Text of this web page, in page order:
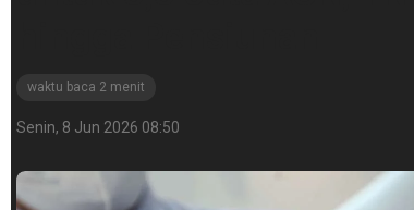
waktu baca 2 menit
Senin, 8 Jun 2026 08:50